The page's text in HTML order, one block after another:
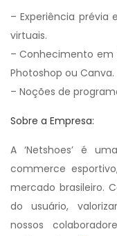
– Experiência
virtuais.
– Conhecimento em
Photoshop ou Canva.
– Noções de
Sobre a Empresa:
A ‘Netshoes’ é
commerce
mercado brasileiro.
do usuário,
nossos